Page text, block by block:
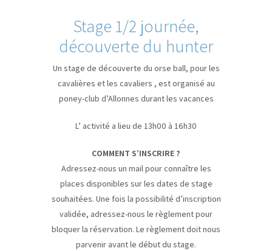
Stage 1/2 journée,
découverte du hunter
Un stage de découverte du orse ball, pour les
cavalières et les cavaliers , est organisé au
poney-club d’Allonnes durant les vacances
L’ activité a lieu de 13h00 à 16h30
COMMENT S’INSCRIRE ?
Adressez-nous un mail pour connaître les
places disponibles sur les dates de stage
souhaitées. Une fois la possibilité d’inscription
validée, adressez-nous le règlement pour
bloquer la réservation. Le règlement doit nous
parvenir avant le début du stage.